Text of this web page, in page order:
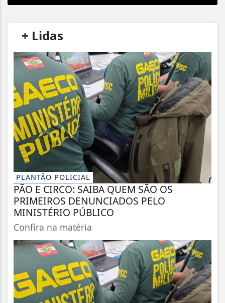
+ Lidas
PLANTÃO POLICIAL
PÃO E CIRCO: SAIBA QUEM SÃO OS
PRIMEIROS DENUNCIADOS PELO
MINISTÉRIO PÚBLICO
Confira na matéria